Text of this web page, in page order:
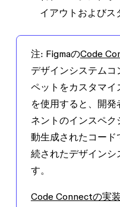
イアウトおよびス
注: FigmaのCode
デザインシステム
ペットをカスタマ
を使用すると、開
ネントのインスペク
動生成されたコー
続されたデザインシ
す。
Code Connectの実